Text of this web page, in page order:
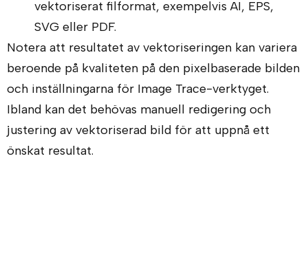
vektoriserat filformat, exempelvis AI, EPS,
SVG eller PDF.
Notera att resultatet av vektoriseringen kan variera
beroende på kvaliteten på den pixelbaserade bilden
och inställningarna för Image Trace-verktyget.
Ibland kan det behövas manuell redigering och
justering av vektoriserad bild för att uppnå ett
önskat resultat.